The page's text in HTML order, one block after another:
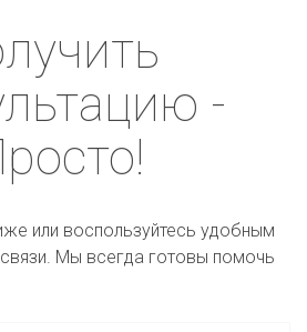
-
или воспользуйтесь удобным
Мы всегда готовы помочь